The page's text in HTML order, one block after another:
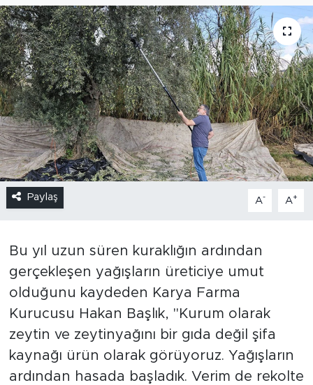
Paylaş A- A+
Bu yıl uzun süren kuraklığın ardından
gerçekleşen yağışların üreticiye umut
olduğunu kaydeden Karya Farma
Kurucusu Hakan Başlık, "Kurum olarak
zeytin ve zeytinyağını bir gıda değil şifa
kaynağı ürün olarak görüyoruz. Yağışların
ardından hasada başladık. Verim de rekolte